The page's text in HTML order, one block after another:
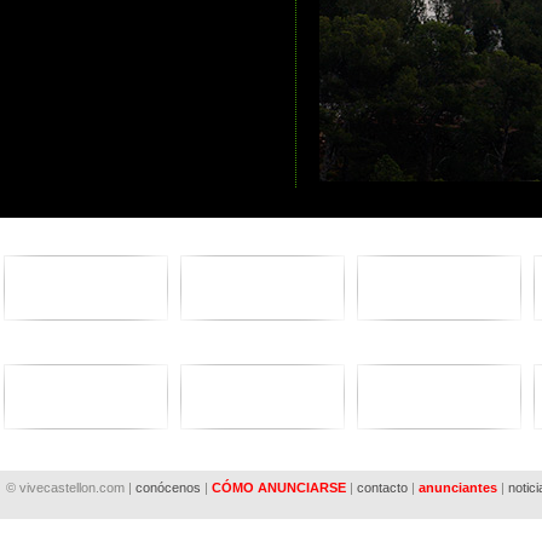
© vivecastellon.com | conócenos | CÓMO ANUNCIARSE| contacto| anunciantes|